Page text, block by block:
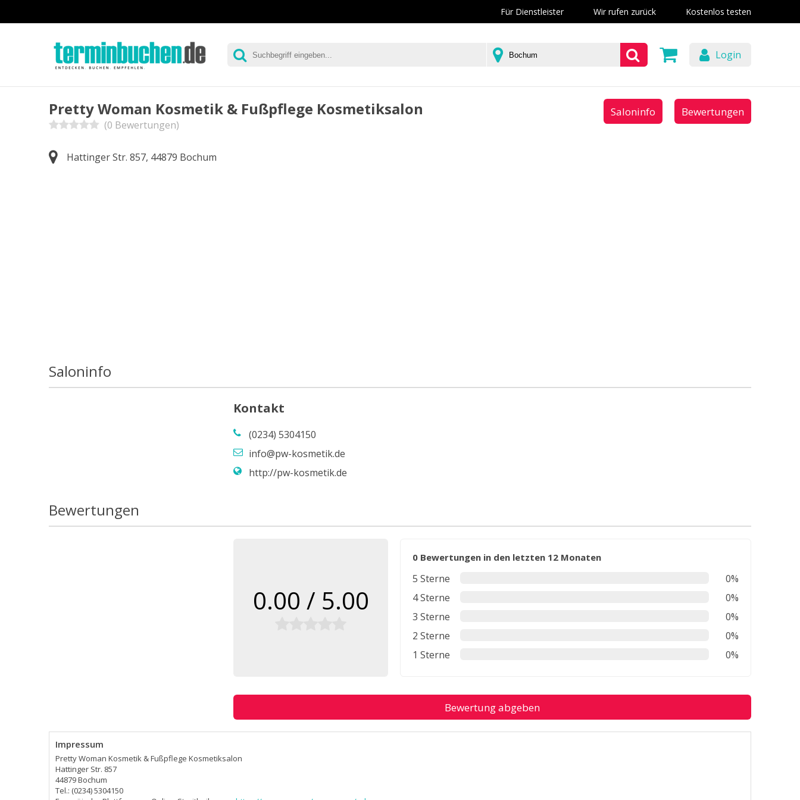
Für Dienstleister Wir rufen zurück Kostenlos testen
Login
Pretty Woman Kosmetik & Fußpflege Kosmetiksalon
(0 Bewertungen)
Saloninfo Bewertungen
Hattinger Str. 857, 44879 Bochum
Saloninfo
Kontakt
(0234) 5304150
info@pw-kosmetik.de
http://pw-kosmetik.de
Bewertungen
0.00 / 5.00
0 Bewertungen in den letzten 12 Monaten
5 Sterne
0%
4 Sterne
0%
3 Sterne
0%
2 Sterne
0%
1 Sterne
0%
Bewertung abgeben
Impressum
Pretty Woman Kosmetik & Fußpflege Kosmetiksalon
Hattinger Str. 857
44879 Bochum
Tel.: (0234) 5304150